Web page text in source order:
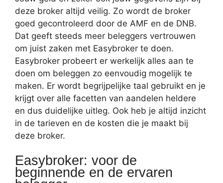
deze broker altijd veilig. Zo wordt de broker
goed gecontroleerd door de AMF en de DNB.
Dat geeft steeds meer beleggers vertrouwen
om juist zaken met Easybroker te doen.
Easybroker probeert er werkelijk alles aan te
doen om beleggen zo eenvoudig mogelijk te
maken. Er wordt begrijpelijke taal gebruikt en je
krijgt over alle facetten van aandelen heldere
en dus duidelijke uitleg. Ook heb je altijd inzicht
in de tarieven en de kosten die je maakt bij
deze broker.
Easybroker: voor de
beginnende en de ervaren